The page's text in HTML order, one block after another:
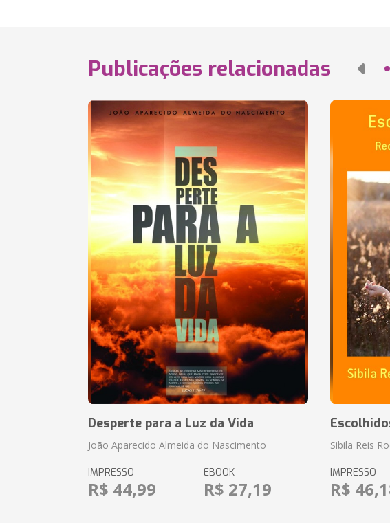
Publicações relacionadas
Desperte para a Luz da Vida
João Aparecido Almeida do Nascimento
IMPRESSO
R$ 44,99
EBOOK
R$ 27,19
Sibila Reis
IMPRESSO
R$